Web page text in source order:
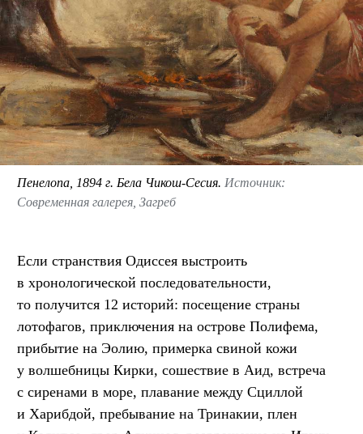
Пенелопа, 1894 г. Бела Чикош-Сесия. Источник:
Современная галерея, Загреб
Если странствия Одиссея выстроить
в хронологической последовательности,
то получится 12 историй: посещение страны
лотофагов, приключения на острове Полифема,
прибытие на Эолию, примерка свиной кожи
у волшебницы Кирки, сошествие в Аид, встреча
с сиренами в море, плавание между Сциллой
и Харибдой, пребывание на Тринакии, плен